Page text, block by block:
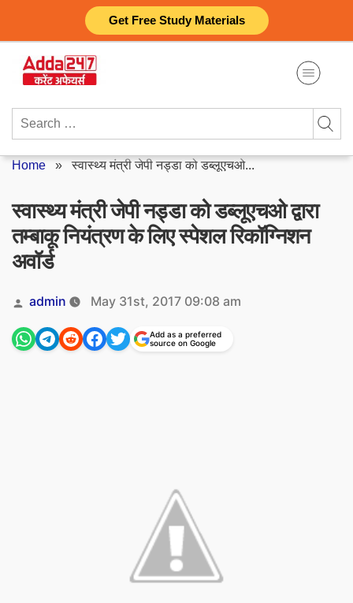
Get Free Study Materials
content
Search
Home »स्वास्थ्य मंत्री जेपी नड्डा को डब्लूएचओ...
स्वास्थ्य मंत्री जेपी नड्डा को डब्लूएचओ द्वारा
तम्बाकू नियंत्रण के लिए स्पेशल रिकॉग्निशन
अवॉर्ड
Posted
by
admin May 31st, 2017 09:08 am
Add as a preferred
source on Google